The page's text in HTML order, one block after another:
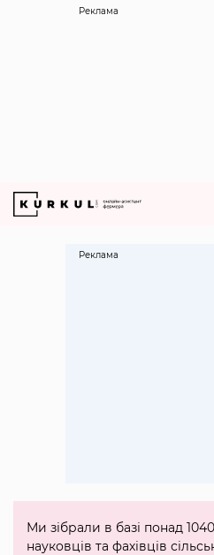
Реклама
Ми зібрали в базі понад
науковців та фахівців
Реклама